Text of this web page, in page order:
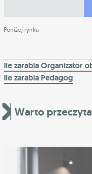
Poniżej rynku
Ile zarabia Organizator
Ile zarabia Pedagog
Warto